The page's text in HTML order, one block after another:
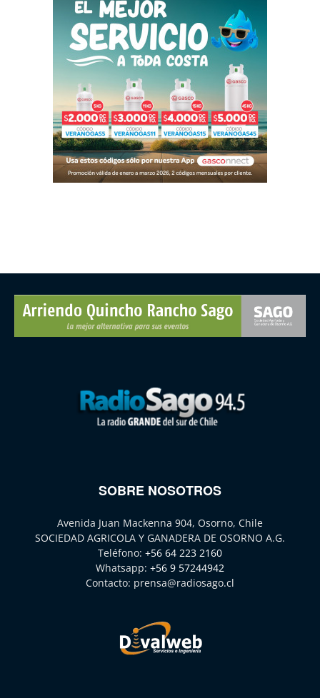
SOBRE NOSOTROS
Avenida Juan Mackenna 904, Osorno, Chile
SOCIEDAD AGRICOLA Y GANADERA DE OSORNO A.G.
Teléfono: +56 64 223 2160
Whatsapp: +56 9 57244942
Contacto: prensa@radiosago.cl